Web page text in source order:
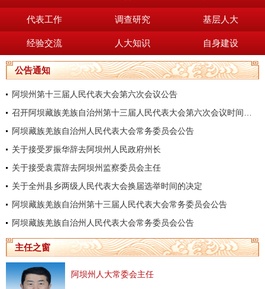
代表工作 调查研究 基层人大
经验交流 人大知识 自身建设
公告通知
阿坝州第十三届人民代表大会第六次会议公告
阿坝藏族羌族自治州人民代表大会常务委员会公告
关于接受罗振华辞去阿坝州人民政府州长
关于接受袁震辞去阿坝州监察委员会主任
关于全州县乡两级人民代表大会换届选举时间的决定
阿坝藏族羌族自治州第十三届人民代表大会常务委员会公告
阿坝藏族羌族自治州人民代表大会常务委员会公告
主任之窗
阿坝州人大常委会主任